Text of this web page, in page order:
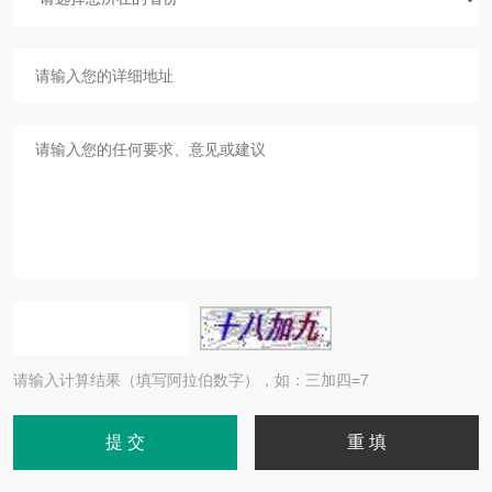
请输入计算结果（填写阿拉伯数字），如：三加四=7